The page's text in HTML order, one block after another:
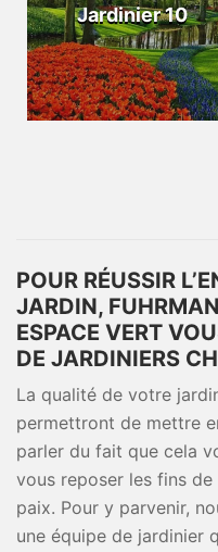
Jardinier 10
POUR RÉUSSIR
JARDIN,
ESPACE VERT
DE JARDINIERS
La qualité de votre
permettront de mettre
parler du fait que cela
vous reposer les fins
paix. Pour y parvenir,
une équipe de jardinier